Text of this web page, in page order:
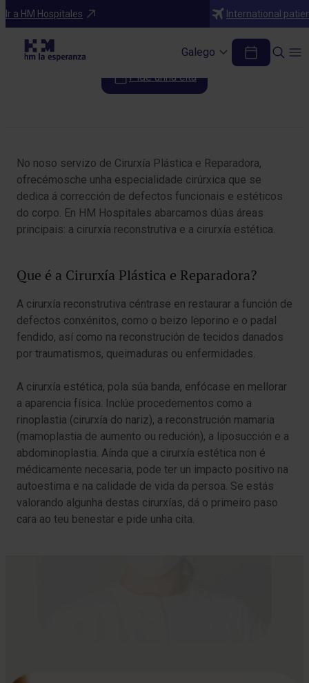
Ir a HM Hospitales International
Galego
Especialidades
Cirurxía plástica e reparadora
Pide unha cita
No noso servizo de Cirurxía Plástica e Reparadora,
ofrecémosche unha especialidade cirúrxica que se
dedica á corrección de defectos funcionais e estéticos
do corpo. En HM Hospitales abarcamos dúas áreas
principais: a cirurxía reconstrutiva e a cirurxía estética.
Que é a Cirurxía Plástica e Reparadora?
A cirurxía reconstrutiva céntrase en restaurar a función de
defectos conxénitos, como o beizo leporino e o padal
fendido, así como na reconstrución de tecidos danados
por traumatismos, queimaduras ou enfermidades.
A cirurxía estética, pola súa banda, enfócase en mellorar
a aparencia física. Inclúe procedementos como a
rinoplastia (cirurxía do nariz), a reconstrución mamaria
(mamoplastia de aumento ou redución), a liposucción e a
abdominoplastia. Aínda que a cirurxía estética non é
médicamente necesaria, pode ter un impacto positivo na
autoestima e na calidade de vida da persoa. Se estás
valorando algunha destas cirurxías, dá o primeiro paso
cara ao teu benestar e pide unha cita.